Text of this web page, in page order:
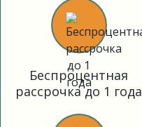
Беспроцентная
рассрочка до 1 года